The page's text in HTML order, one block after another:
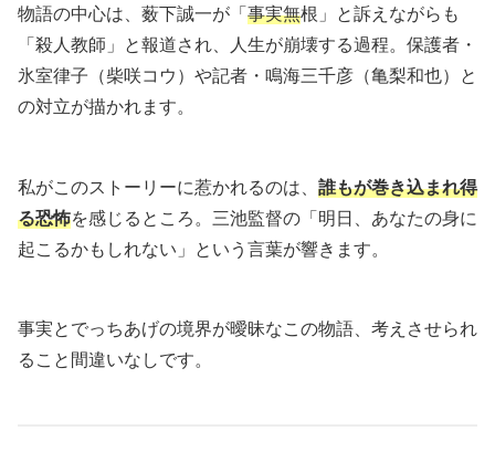
物語の中心は、薮下誠一が「事実無根」と訴えながらも
「殺人教師」と報道され、人生が崩壊する過程。保護者・
氷室律子（柴咲コウ）や記者・鳴海三千彦（亀梨和也）と
の対立が描かれます。
私がこのストーリーに惹かれるのは、 誰もが巻き込まれ得
る恐怖を感じるところ。三池監督の「明日、あなたの身に
起こるかもしれない」という言葉が響きます。
事実とでっちあげの境界が曖昧なこの物語、考えさせられ
ること間違いなしです。